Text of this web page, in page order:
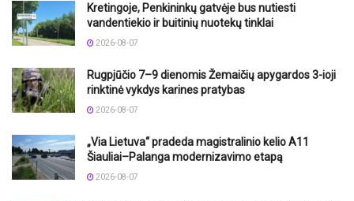
Kretingoje, Penkininkų gatvėje bus nutiesti
vandentiekio ir buitinių nuotekų tinklai
2026-08-07
Rugpjūčio 7–9 dienomis Žemaičių apygardos 3-ioji
rinktinė vykdys karines pratybas
2026-08-07
„Via Lietuva“ pradeda magistralinio kelio A11
Šiauliai–Palanga modernizavimo etapą
2026-08-07